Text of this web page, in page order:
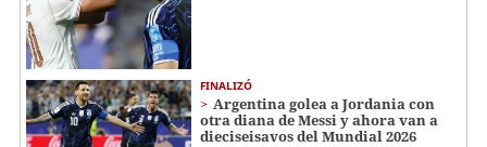
FINALIZÓ
Argentina golea a Jordania con
otra diana de Messi y ahora van a
dieciseisavos del Mundial 2026